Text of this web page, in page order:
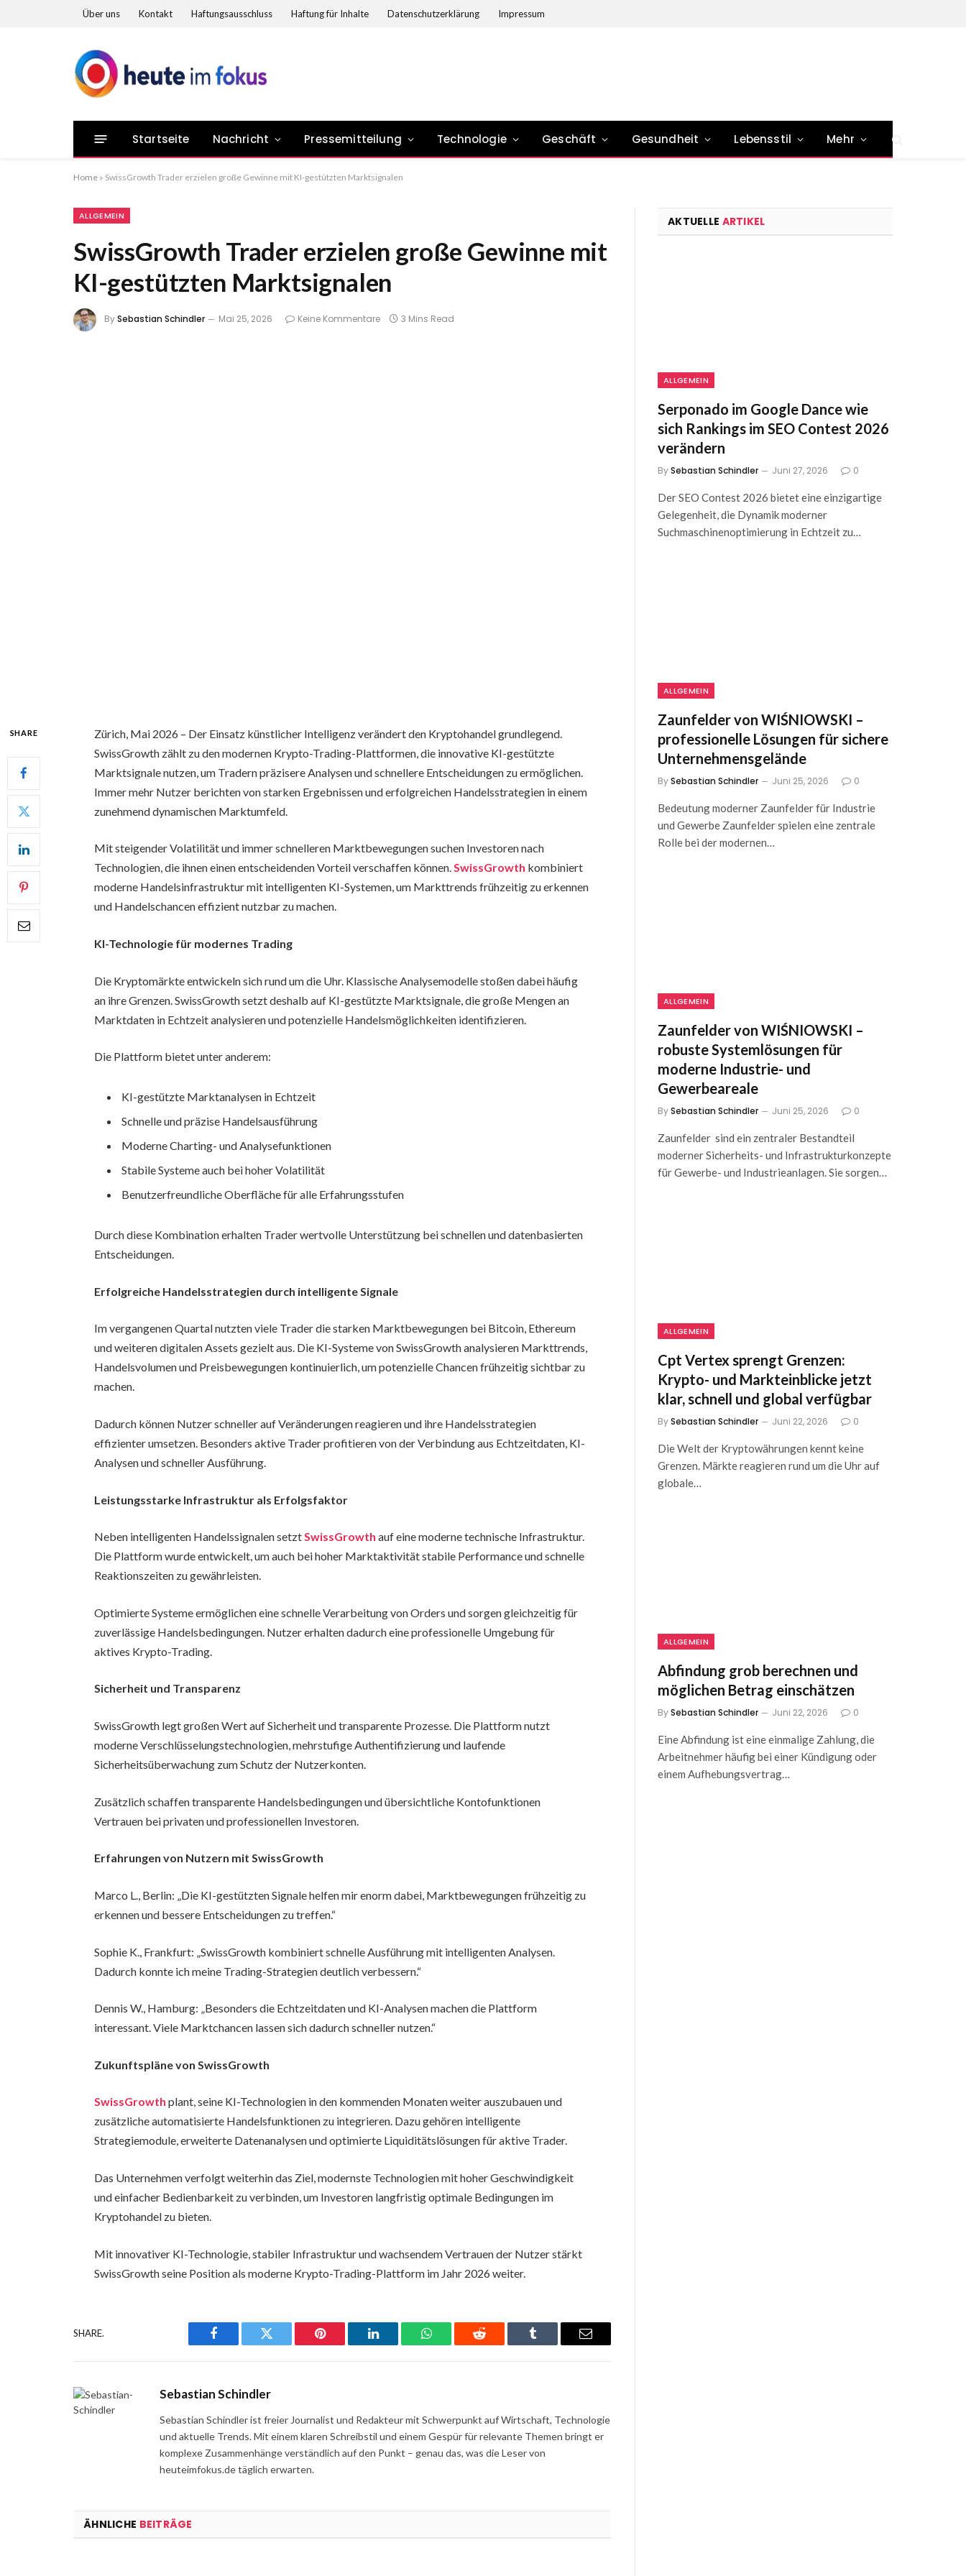
Über uns Kontakt Haftungsausschluss Haftung für Inhalte Datenschutzerklärung Impressum
Startseite Nachricht Pressemitteilung Technologie Geschäft Gesundheit Lebensstil Mehr
Home » SwissGrowth Trader erzielen große Gewinne mit KI-gestützten Marktsignalen
ALLGEMEIN
SwissGrowth Trader erzielen große Gewinne mit
KI-gestützten Marktsignalen
BySebastian Schindler Mai 25, 2026 Keine Kommentare 3 Mins Read
SHARE
Zürich, Mai 2026 – Der Einsatz künstlicher Intelligenz verändert den Kryptohandel grundlegend.
SwissGrowth zählt zu den modernen Krypto-Trading-Plattformen, die innovative KI-gestützte
Marktsignale nutzen, um Tradern präzisere Analysen und schnellere Entscheidungen zu ermöglichen.
Immer mehr Nutzer berichten von starken Ergebnissen und erfolgreichen Handelsstrategien in einem
zunehmend dynamischen Marktumfeld.
Mit steigender Volatilität und immer schnelleren Marktbewegungen suchen Investoren nach
Technologien, die ihnen einen entscheidenden Vorteil verschaffen können.SwissGrowth kombiniert
moderne Handelsinfrastruktur mit intelligenten KI-Systemen, um Markttrends frühzeitig zu erkennen
und Handelschancen effizient nutzbar zu machen.
KI-Technologie für modernes Trading
Die Kryptomärkte entwickeln sich rund um die Uhr. Klassische Analysemodelle stoßen dabei häufig
an ihre Grenzen. SwissGrowth setzt deshalb auf KI-gestützte Marktsignale, die große Mengen an
Marktdaten in Echtzeit analysieren und potenzielle Handelsmöglichkeiten identifizieren.
Die Plattform bietet unter anderem:
KI-gestützte Marktanalysen in Echtzeit
Schnelle und präzise Handelsausführung
Moderne Charting- und Analysefunktionen
Stabile Systeme auch bei hoher Volatilität
Benutzerfreundliche Oberfläche für alle Erfahrungsstufen
Durch diese Kombination erhalten Trader wertvolle Unterstützung bei schnellen und datenbasierten
Entscheidungen.
Erfolgreiche Handelsstrategien durch intelligente Signale
Im vergangenen Quartal nutzten viele Trader die starken Marktbewegungen bei Bitcoin, Ethereum
und weiteren digitalen Assets gezielt aus. Die KI-Systeme von SwissGrowth analysieren Markttrends,
Handelsvolumen und Preisbewegungen kontinuierlich, um potenzielle Chancen frühzeitig sichtbar zu
machen.
Dadurch können Nutzer schneller auf Veränderungen reagieren und ihre Handelsstrategien
effizienter umsetzen. Besonders aktive Trader profitieren von der Verbindung aus Echtzeitdaten, KI-
Analysen und schneller Ausführung.
Leistungsstarke Infrastruktur als Erfolgsfaktor
Neben intelligenten Handelssignalen setztSwissGrowth auf eine moderne technische Infrastruktur.
Die Plattform wurde entwickelt, um auch bei hoher Marktaktivität stabile Performance und schnelle
Reaktionszeiten zu gewährleisten.
Optimierte Systeme ermöglichen eine schnelle Verarbeitung von Orders und sorgen gleichzeitig für
zuverlässige Handelsbedingungen. Nutzer erhalten dadurch eine professionelle Umgebung für
aktives Krypto-Trading.
Sicherheit und Transparenz
SwissGrowth legt großen Wert auf Sicherheit und transparente Prozesse. Die Plattform nutzt
moderne Verschlüsselungstechnologien, mehrstufige Authentifizierung und laufende
Sicherheitsüberwachung zum Schutz der Nutzerkonten.
Zusätzlich schaffen transparente Handelsbedingungen und übersichtliche Kontofunktionen
Vertrauen bei privaten und professionellen Investoren.
Erfahrungen von Nutzern mit SwissGrowth
Marco L., Berlin: „Die KI-gestützten Signale helfen mir enorm dabei, Marktbewegungen frühzeitig zu
erkennen und bessere Entscheidungen zu treffen.“
Sophie K., Frankfurt: „SwissGrowth kombiniert schnelle Ausführung mit intelligenten Analysen.
Dadurch konnte ich meine Trading-Strategien deutlich verbessern.“
Dennis W., Hamburg: „Besonders die Echtzeitdaten und KI-Analysen machen die Plattform
interessant. Viele Marktchancen lassen sich dadurch schneller nutzen.“
Zukunftspläne von SwissGrowth
SwissGrowth plant, seine KI-Technologien in den kommenden Monaten weiter auszubauen und
zusätzliche automatisierte Handelsfunktionen zu integrieren. Dazu gehören intelligente
Strategiemodule, erweiterte Datenanalysen und optimierte Liquiditätslösungen für aktive Trader.
Das Unternehmen verfolgt weiterhin das Ziel, modernste Technologien mit hoher Geschwindigkeit
und einfacher Bedienbarkeit zu verbinden, um Investoren langfristig optimale Bedingungen im
Kryptohandel zu bieten.
Mit innovativer KI-Technologie, stabiler Infrastruktur und wachsendem Vertrauen der Nutzer stärkt
SwissGrowth seine Position als moderne Krypto-Trading-Plattform im Jahr 2026 weiter.
SHARE.
Facebook Twitter Pinterest LinkedIn WhatsAppReddit Tumblr Email
Sebastian Schindler
Sebastian Schindler ist freier Journalist und Redakteur mit Schwerpunkt auf Wirtschaft, Technologie
und aktuelle Trends. Mit einem klaren Schreibstil und einem Gespür für relevante Themen bringt er
komplexe Zusammenhänge verständlich auf den Punkt – genau das, was die Leser von
heuteimfokus.de täglich erwarten.
ÄHNLICHE BEITRÄGE
AKTUELLE ARTIKEL
ALLGEMEIN
Serponado im Google Dance wie
sich Rankings im SEO Contest 2026
verändern
BySebastian Schindler Juni 27, 2026 0
Der SEO Contest 2026 bietet eine einzigartige
Gelegenheit, die Dynamik moderner
Suchmaschinenoptimierung in Echtzeit zu…
ALLGEMEIN
Zaunfelder von WIŚNIOWSKI –
professionelle Lösungen für sichere
Unternehmensgelände
BySebastian Schindler Juni 25, 2026 0
Bedeutung moderner Zaunfelder für Industrie
und Gewerbe Zaunfelder spielen eine zentrale
Rolle bei der modernen…
ALLGEMEIN
Zaunfelder von WIŚNIOWSKI –
robuste Systemlösungen für
moderne Industrie- und
Gewerbeareale
BySebastian Schindler Juni 25, 2026 0
Zaunfelder sind ein zentraler Bestandteil
moderner Sicherheits- und Infrastrukturkonzepte
für Gewerbe- und Industrieanlagen. Sie sorgen…
ALLGEMEIN
Cpt Vertex sprengt Grenzen:
Krypto- und Markteinblicke jetzt
klar, schnell und global verfügbar
BySebastian Schindler Juni 22, 2026 0
Die Welt der Kryptowährungen kennt keine
Grenzen. Märkte reagieren rund um die Uhr auf
globale…
ALLGEMEIN
Abfindung grob berechnen und
möglichen Betrag einschätzen
BySebastian Schindler Juni 22, 2026 0
Eine Abfindung ist eine einmalige Zahlung, die
Arbeitnehmer häufig bei einer Kündigung oder
einem Aufhebungsvertrag…